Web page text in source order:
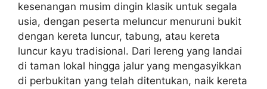
kesenangan musim dingin klasik untuk segala
usia, dengan peserta meluncur menuruni bukit
dengan kereta luncur, tabung, atau kereta
luncur kayu tradisional. Dari lereng yang landai
di taman lokal hingga jalur yang mengasyikkan
di perbukitan yang telah ditentukan, naik kereta